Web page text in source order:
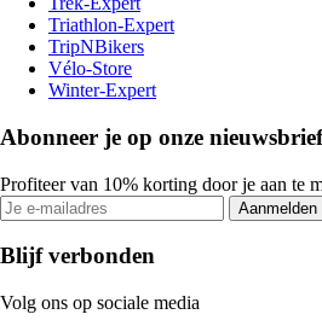
Triathlon-Expert
TripNBikers
Vélo-Store
Winter-Expert
Abonneer je op onze nieuwsbrief
Profiteer van 10% korting door je aan te
Aanmelden
Blijf verbonden
Volg ons op sociale media